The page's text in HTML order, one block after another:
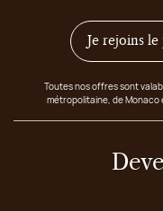
Je rejoins
Toutes nos offres sont
métropolitaine, de Monaco